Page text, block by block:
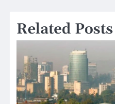
Related Posts